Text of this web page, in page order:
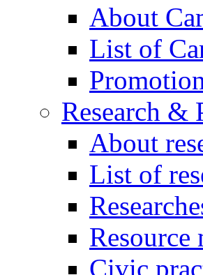
About
List of
Research &
About
List of
Resource
Civic